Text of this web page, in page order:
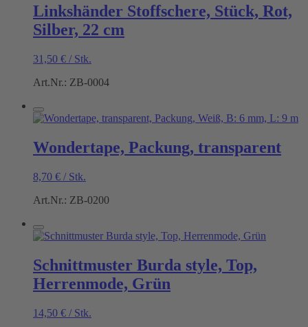
Linkshänder Stoffschere, Stück, Rot,
Silber, 22 cm
31,50 € / Stk.
Art.Nr.: ZB-0004
Wondertape, Packung, transparent
8,70 € / Stk.
Art.Nr.: ZB-0200
Schnittmuster Burda style, Top,
Herrenmode, Grün
14,50 € / Stk.